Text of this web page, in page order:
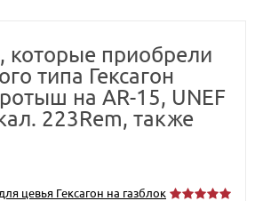
которые приобрели
типа Гексагон
на AR-15, UNEF
223Rem, также
цевья Гексагон на газблок